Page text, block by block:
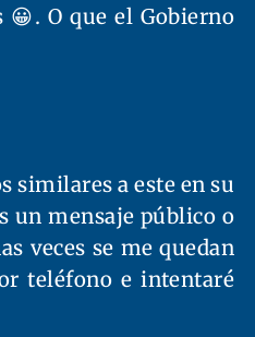
O que el Gobierno
similares a este en su
un mensaje público o
veces se me quedan
teléfono e intentaré